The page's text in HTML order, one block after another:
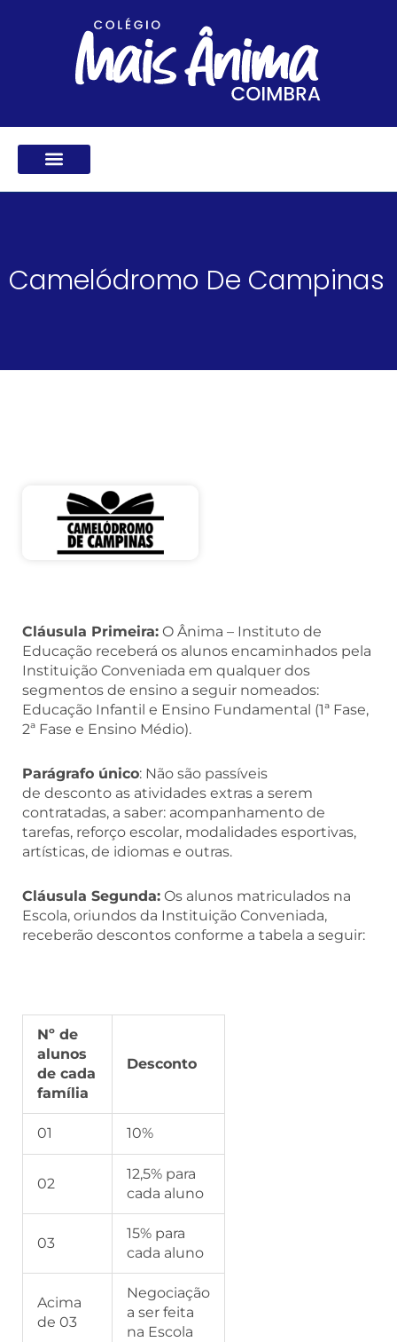
Camelódromo De Campinas
Cláusula Primeira: O Ânima – Instituto de
Educação receberá os alunos encaminhados pela
Instituição Conveniada em qualquer dos
segmentos de ensino a seguir nomeados:
Educação Infantil e Ensino Fundamental (1ª Fase,
2ª Fase e Ensino Médio).
Parágrafo único: Não são passíveis
de desconto as atividades extras a serem
contratadas, a saber: acompanhamento de
tarefas, reforço escolar, modalidades esportivas,
artísticas, de idiomas e outras.
Cláusula Segunda: Os alunos matriculados na
Escola, oriundos da Instituição Conveniada,
receberão descontos conforme a tabela a seguir:
Nº de
alunos
de cada
família
Desconto
01 10%
02
12,5% para
cada aluno
03
15% para
cada aluno
Acima
de 03
Negociação
a ser feita
na Escola